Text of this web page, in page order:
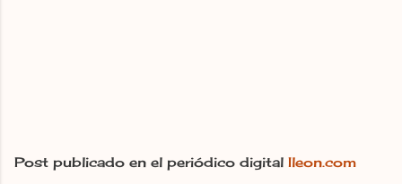
Post publicado en el periódico digital Ileon.com